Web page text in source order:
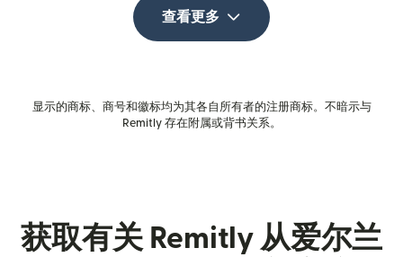
查看更多
显示的商标、商号和徽标均为其各自所有者的注册商标。不暗示与
Remitly 存在附属或背书关系。
获取有关 Remitly 从爱尔兰